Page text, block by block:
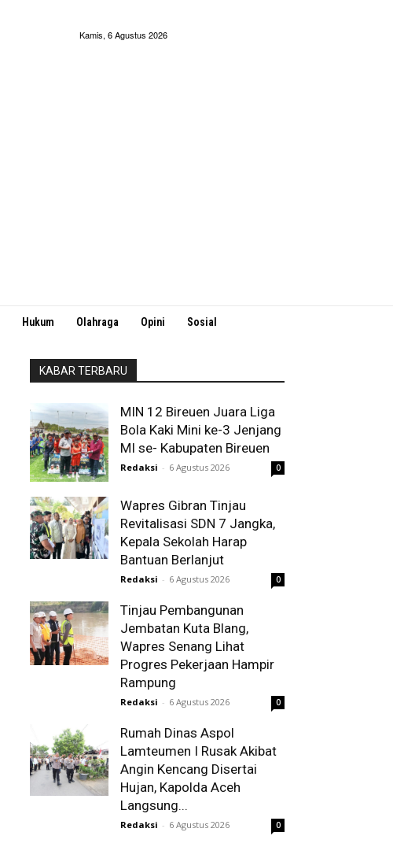
Kamis, 6 Agustus 2026
Hukum Olahraga Opini Sosial
KABAR TERBARU
MIN 12 Bireuen Juara Liga
Bola Kaki Mini ke-3 Jenjang
MI se- Kabupaten Bireuen
Redaksi - 6 Agustus 2026 0
Wapres Gibran Tinjau
Revitalisasi SDN 7 Jangka,
Kepala Sekolah Harap
Bantuan Berlanjut
Redaksi - 6 Agustus 2026 0
Tinjau Pembangunan
Jembatan Kuta Blang,
Wapres Senang Lihat
Progres Pekerjaan Hampir
Rampung
Redaksi - 6 Agustus 2026 0
Rumah Dinas Aspol
Lamteumen I Rusak Akibat
Angin Kencang Disertai
Hujan, Kapolda Aceh
Langsung...
Redaksi - 6 Agustus 2026 0